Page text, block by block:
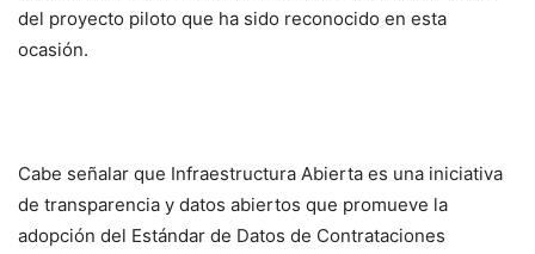
del proyecto piloto que ha sido reconocido en esta
ocasión.
Cabe señalar que Infraestructura Abierta es una iniciativa
de transparencia y datos abiertos que promueve la
adopción del Estándar de Datos de Contrataciones